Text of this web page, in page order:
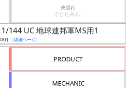
売切れ
でじたみん -
144 UC 地球連邦軍MS用1
8月 （詳細ページ）
PRODUCT
MECHANIC